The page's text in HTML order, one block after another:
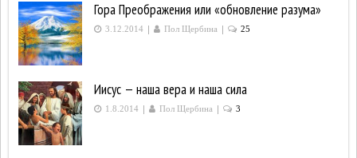
Гора Преображения или «обновление разума»
3.12.2014 | Пол Щербина | 25
Иисус — наша вера и наша сила
1.8.2014 | Пол Щербина | 3